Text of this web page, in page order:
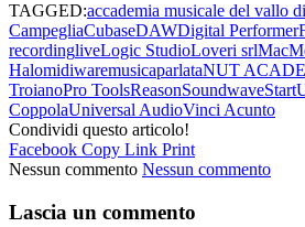
TAGGED:accademia musicale del vallo
CampegliaCubaseDAWDigital Performer
recordingliveLogic StudioLoveri srlMac
HalomidiwaremusicaparlataNUT
TroianoPro ToolsReasonSoundwave
CoppolaUniversal AudioVinci Acunto
Condividi questo articolo!
Facebook Copy Link Print
Nessun commento Nessun commento
Lascia un commento